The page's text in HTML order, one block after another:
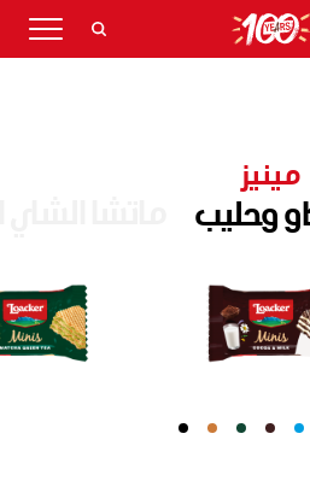
مينيز
وحليب